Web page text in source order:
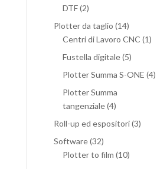
DTF(2)
Plotter da taglio (14)
Centri di Lavoro CNC (1)
Fustella digitale(5)
Plotter Summa S-ONE (4)
Plotter Summa
tangenziale(4)
Roll-up ed espositori(3)
Software(32)
Plotter to film (10)